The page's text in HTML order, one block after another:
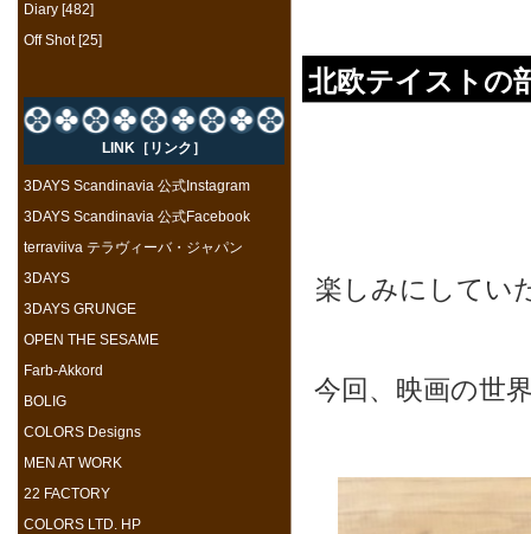
北欧テイスト
楽しみにしてい
今回、映画の世
Diary [482]
Off Shot [25]
LINK［リンク］
3DAYS Scandinavia 公式Instagram
3DAYS Scandinavia 公式Facebook
terraviiva テラヴィーバ・ジャパン
3DAYS
3DAYS GRUNGE
OPEN THE SESAME
Farb-Akkord
BOLIG
COLORS Designs
MEN AT WORK
22 FACTORY
COLORS LTD. HP